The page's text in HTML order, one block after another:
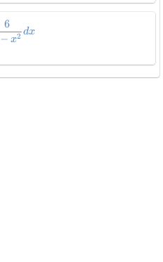
\int\frac{6}{9-x^2}dx
− x2
6
dx